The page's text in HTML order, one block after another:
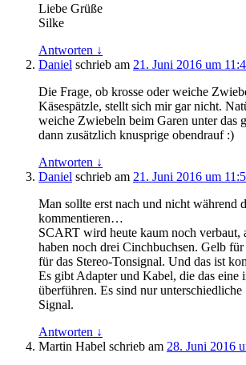
Liebe Grüße
Silke
Antworten ↓
Daniel schrieb am 21. Juni 2016 um
Die Frage, ob krosse oder weiche
Käsespätzle, stellt sich mir gar nicht.
weiche Zwiebeln beim Garen unter das
dann zusätzlich knusprige obendrauf :)
Antworten ↓
Daniel schrieb am 21. Juni 2016 um
Man sollte erst nach und nicht während
kommentieren…
SCART wird heute kaum noch verbaut,
haben noch drei Cinchbuchsen. Gelb
für das Stereo-Tonsignal. Und das ist
Es gibt Adapter und Kabel, die das eine
überführen. Es sind nur unterschiedliche
Signal.
Antworten ↓
Martin Habel schrieb am 28. Juni 2016